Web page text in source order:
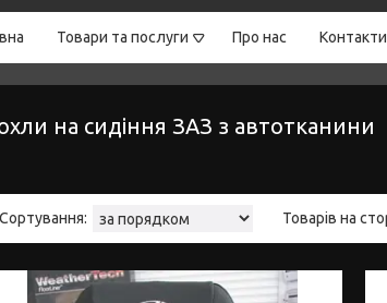
Товари та послуги Про нас Контакти
на сидіння ЗАЗ з автотканини